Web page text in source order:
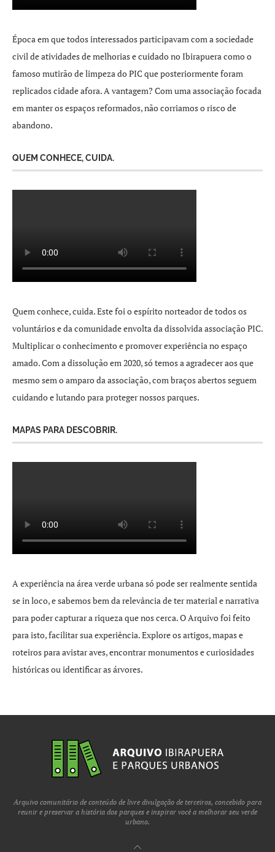
Época em que todos interessados participavam com a sociedade
civil de atividades de melhorias e cuidado no Ibirapuera como o
famoso mutirão de limpeza do PIC que posteriormente foram
replicados cidade afora. A vantagem? Com uma associação focada
em manter os espaços reformados, não corriamos o risco de
abandono.
QUEM CONHECE, CUIDA.
Quem conhece, cuida. Este foi o espírito norteador de todos os
voluntários e da comunidade envolta da dissolvida associação PIC.
Multiplicar o conhecimento e promover experiência no espaço
amado. Com a dissolução em 2020, só temos a agradecer aos que
mesmo sem o amparo da associação, com braços abertos seguem
cuidando e lutando para proteger nossos parques.
MAPAS PARA DESCOBRIR.
A experiência na área verde urbana só pode ser realmente sentida
se in loco, e sabemos bem da relevância de ter material e narrativa
para poder capturar a riqueza que nos cerca. O Arquivo foi feito
para isto, facilitar sua experiência. Explore os artigos, mapas e
roteiros para avistar aves, encontrar monumentos e curiosidades
históricas ou identificar as árvores.
Arquivo comunitário de conteúdo de livre divulgação de terceiros, concebido para
reunir e preservar a história dos parques e inspirar você a melhorar seu verde
urbano.